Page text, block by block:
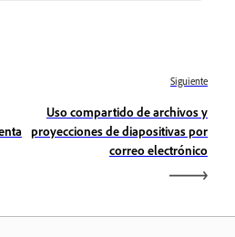
Siguiente
Uso compartido de archivos y
proyecciones de diapositivas por
correo electrónico